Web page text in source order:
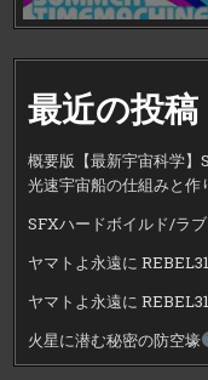
最近の投稿
概要版【最新宇宙科学】
光速宇宙船の仕組みと作
SFXハードボイルド/ラ
ヤマトよ永遠に
ヤマトよ永遠に
火星に潜む秘密の防空壕